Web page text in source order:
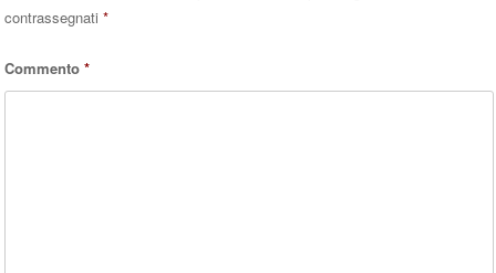
contrassegnati*
Commento*